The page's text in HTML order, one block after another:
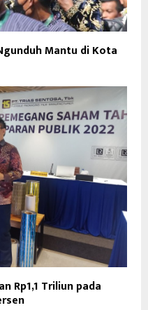
Mantu di Kota
Rp1,1 Triliun pada